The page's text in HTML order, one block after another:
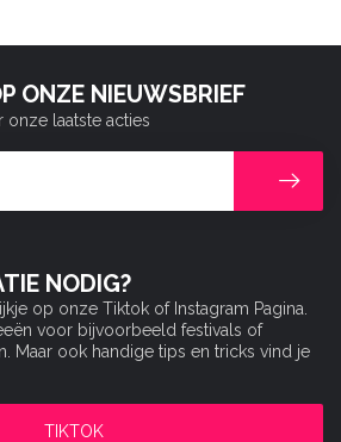
NODIG?
op onze Tiktok of Instagram Pagina.
voor bijvoorbeeld festivals of
Maar ook handige tips en tricks vind je
TIKTOK
ONZE NIEUWSBRIEF
laatste acties